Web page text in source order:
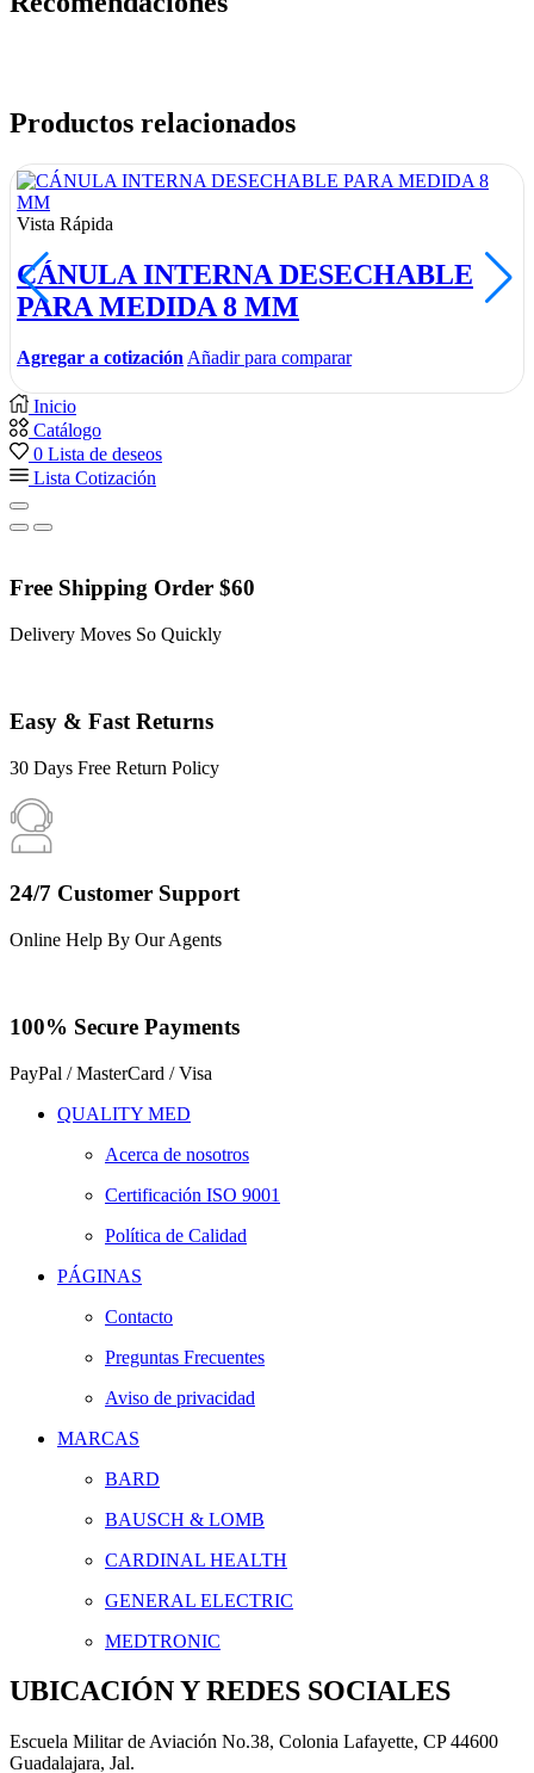
Productos relacionados
Vista Rápida
CÁNULA INTERNA DESECHABLE
PARA MEDIDA 8 MM
Agregar a cotización Añadir para comparar
Inicio
Catálogo
0 Lista de deseos
Lista Cotización
Free Shipping Order $60
Delivery Moves So Quickly
Easy & Fast Returns
30 Days Free Return Policy
24/7 Customer Support
Online Help By Our Agents
100% Secure Payments
PayPal / MasterCard / Visa
QUALITY MED
Acerca de nosotros
Certificación ISO 9001
Política de Calidad
PÁGINAS
Contacto
Preguntas Frecuentes
Aviso de privacidad
MARCAS
BARD
BAUSCH & LOMB
CARDINAL HEALTH
GENERAL ELECTRIC
MEDTRONIC
UBICACIÓN Y REDES SOCIALES
Escuela Militar de Aviación No.38, Colonia Lafayette, CP 44600
Guadalajara, Jal.